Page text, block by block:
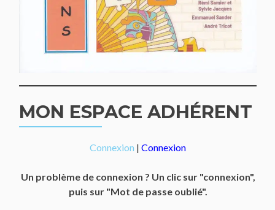
MON ESPACE ADHÉRENT
Connexion | Connexion
Un problème de connexion ? Un clic sur "connexion",
puis sur "Mot de passe oublié".